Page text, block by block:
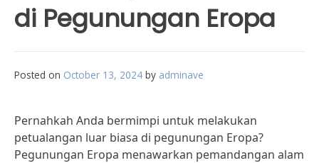
di Pegunungan Eropa
Posted on October 13, 2024 by adminave
Pernahkah Anda bermimpi untuk melakukan
petualangan luar biasa di pegunungan Eropa?
Pegunungan Eropa menawarkan pemandangan alam